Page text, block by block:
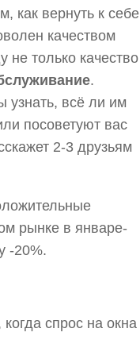
как вернуть к себе
качеством
только качество
.
узнать, всё ли им
посоветуют вас
2-3 друзьям
рынке в январе-
-20%.
спрос на окна